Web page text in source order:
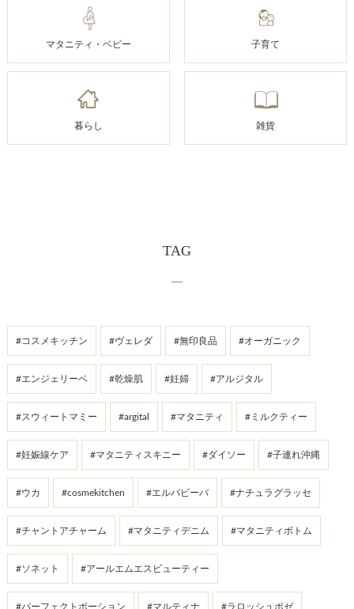
マタニティ・ベビー 子育て
暮らし 雑貨
TAG
#コスメキッチン #ヴェレダ #無印良品 #オーガニック
#エンジェリーベ #乾燥肌 #妊婦 #アルジタル
#スウィートマミー #argital #マタニティ #ミルクティー
#妊娠線ケア #マタニティスキニー #ダイソー #子連れ沖縄
#ウカ #cosmekitchen #エルバビーバ #ナチュラグラッセ
#チャントアチャーム #マタニティデニム #マタニティボトム
#ソネット #アールエムエスビューティー
#パーフェクトポーション #マルティナ #ラロッシュポゼ